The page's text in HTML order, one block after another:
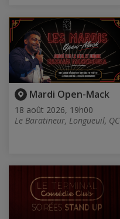
Mardi Open-Mack
18 août 2026, 19h00
Le Baratineur, Longueuil, QC